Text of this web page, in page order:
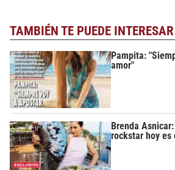
TAMBIÉN TE PUEDE INTERESAR
Pampita:
amor"
Brenda
rockstar hoy es